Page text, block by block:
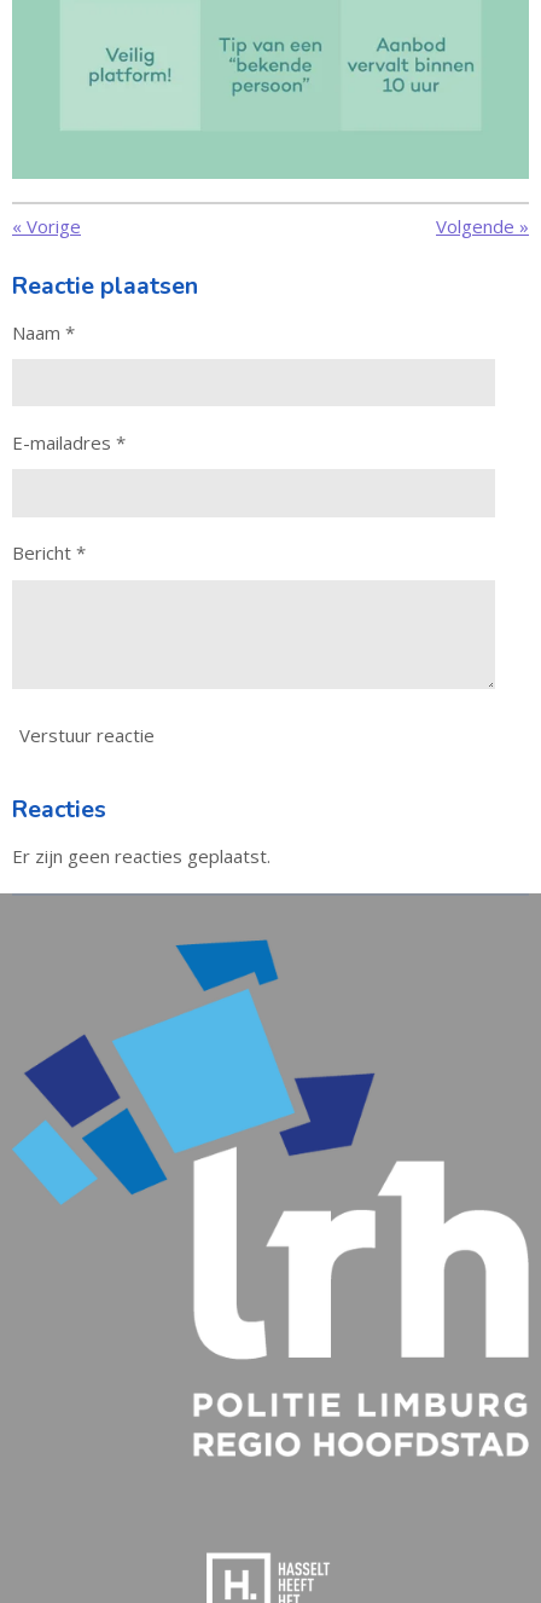
« Vorige Volgende »
Reactie plaatsen
Naam *
E-mailadres *
Bericht *
Verstuur reactie
Reacties
Er zijn geen reacties geplaatst.